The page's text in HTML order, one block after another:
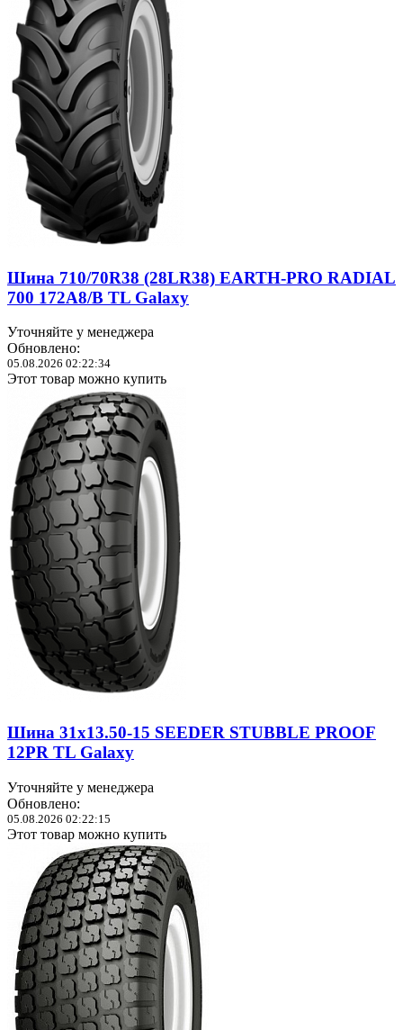
Шина 710/70R38 (28LR38) EARTH-PRO RADIAL
700 172A8/B TL Galaxy
Уточняйте у менеджера
Обновлено:
05.08.2026 02:22:34
Этот товар можно купить
Шина 31x13.50-15 SEEDER STUBBLE PROOF
12PR TL Galaxy
Уточняйте у менеджера
Обновлено:
05.08.2026 02:22:15
Этот товар можно купить